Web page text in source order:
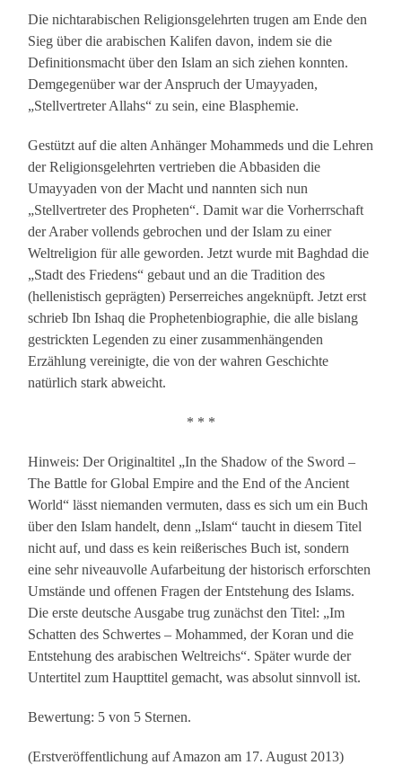
Die nichtarabischen Religionsgelehrten trugen am Ende den
Sieg über die arabischen Kalifen davon, indem sie die
Definitionsmacht über den Islam an sich ziehen konnten.
Demgegenüber war der Anspruch der Umayyaden,
„Stellvertreter Allahs“ zu sein, eine Blasphemie.
Gestützt auf die alten Anhänger Mohammeds und die Lehren
der Religionsgelehrten vertrieben die Abbasiden die
Umayyaden von der Macht und nannten sich nun
„Stellvertreter des Propheten“. Damit war die Vorherrschaft
der Araber vollends gebrochen und der Islam zu einer
Weltreligion für alle geworden. Jetzt wurde mit Baghdad die
„Stadt des Friedens“ gebaut und an die Tradition des
(hellenistisch geprägten) Perserreiches angeknüpft. Jetzt erst
schrieb Ibn Ishaq die Prophetenbiographie, die alle bislang
gestrickten Legenden zu einer zusammenhängenden
Erzählung vereinigte, die von der wahren Geschichte
natürlich stark abweicht.
* * *
Hinweis: Der Originaltitel „In the Shadow of the Sword –
The Battle for Global Empire and the End of the Ancient
World“ lässt niemanden vermuten, dass es sich um ein Buch
über den Islam handelt, denn „Islam“ taucht in diesem Titel
nicht auf, und dass es kein reißerisches Buch ist, sondern
eine sehr niveauvolle Aufarbeitung der historisch erforschten
Umstände und offenen Fragen der Entstehung des Islams.
Die erste deutsche Ausgabe trug zunächst den Titel: „Im
Schatten des Schwertes – Mohammed, der Koran und die
Entstehung des arabischen Weltreichs“. Später wurde der
Untertitel zum Haupttitel gemacht, was absolut sinnvoll ist.
Bewertung: 5 von 5 Sternen.
(Erstveröffentlichung auf Amazon am 17. August 2013)